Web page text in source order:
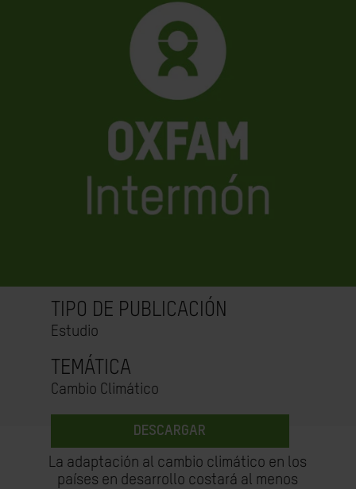
TIPO DE PUBLICACIÓN
Estudio
TEMÁTICA
Cambio Climático
DESCARGAR
La adaptación al cambio climático en los
países en desarrollo costará al menos